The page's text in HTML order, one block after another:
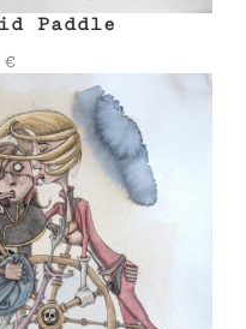
Paddle
€